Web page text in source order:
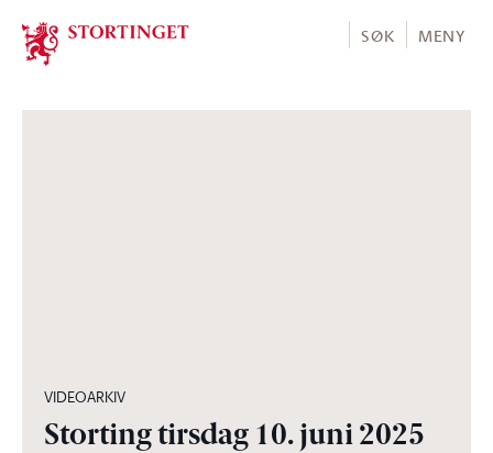
Stortinget.no
SØK MENY
VIDEOARKIV
Storting tirsdag 10. juni 2025